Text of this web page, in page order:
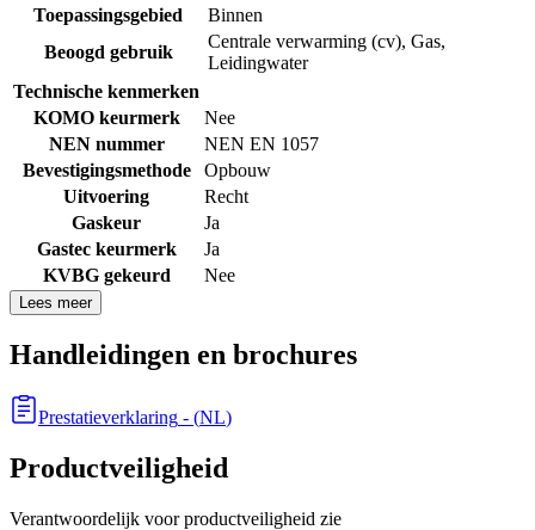
Toepassingsgebied
Binnen
Beoogd gebruik
Centrale verwarming (cv), Gas,
Leidingwater
Technische kenmerken
KOMO keurmerk
Nee
NEN nummer
NEN EN 1057
Bevestigingsmethode
Opbouw
Uitvoering
Recht
Gaskeur
Ja
Gastec keurmerk
Ja
KVBG gekeurd
Nee
Lees meer
Handleidingen en brochures
Prestatieverklaring - (NL)
Productveiligheid
Verantwoordelijk voor productveiligheid zie